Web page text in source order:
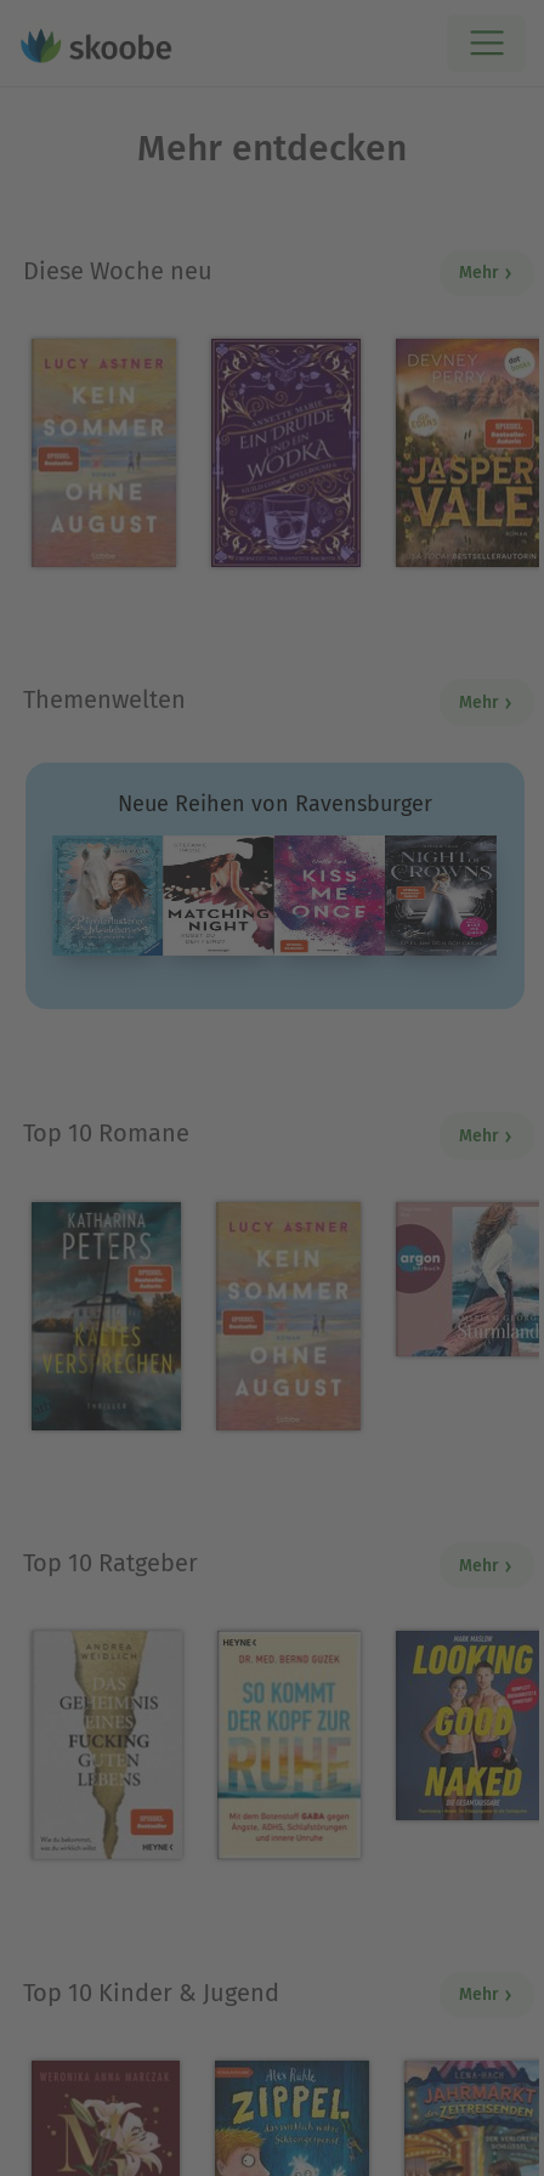
Mehr entdecken
Diese Woche neu Mehr
Themenwelten Mehr
Neue Reihen von Ravensburger
Top 10 Romane Mehr
Top 10 Ratgeber Mehr
Top 10 Kinder & Jugend Mehr